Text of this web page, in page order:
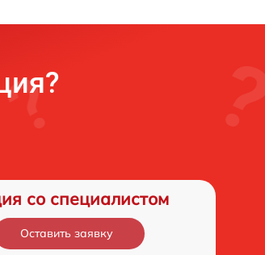
со специалистом
Оставить заявку